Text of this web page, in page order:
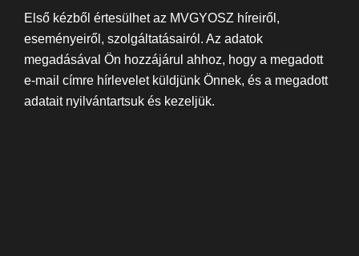
Első kézből értesülhet az MVGYOSZ híreiről,
eseményeiről, szolgáltatásairól. Az adatok
megadásával Ön hozzájárul ahhoz, hogy a megadott
e-mail címre hírlevelet küldjünk Önnek, és a megadott
adatait nyilvántartsuk és kezeljük.